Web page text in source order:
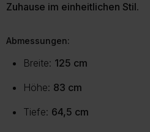
Zuhause im einheitlichen Stil.
Abmessungen:
Breite: 125 cm
Höhe: 83 cm
Tiefe: 64,5 cm